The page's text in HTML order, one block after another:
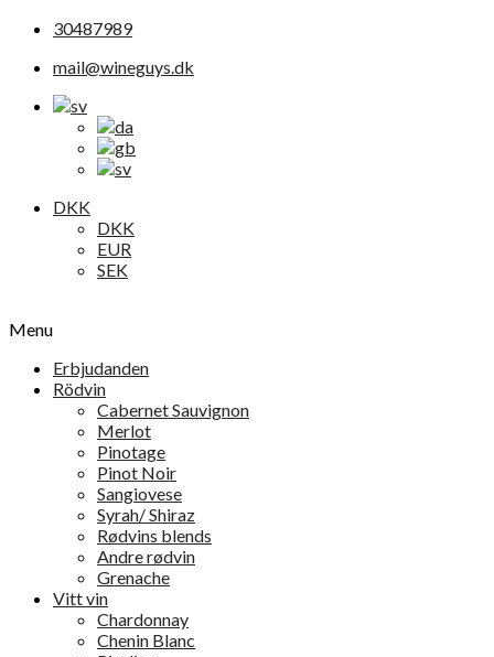
30487989
mail@wineguys.dk
DKK
DKK
EUR
SEK
Menu
Erbjudanden
Rödvin
Cabernet Sauvignon
Merlot
Pinotage
Pinot Noir
Sangiovese
Syrah/ Shiraz
Rødvins blends
Andre rødvin
Grenache
Vitt vin
Chardonnay
Chenin Blanc